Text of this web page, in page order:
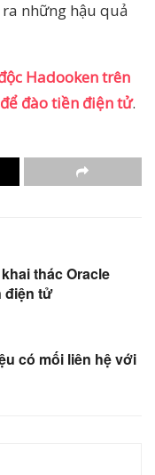
những hậu quả
Hadooken trên
đào tiền điện tử.
thác Oracle
điện tử
có mối liên hệ với